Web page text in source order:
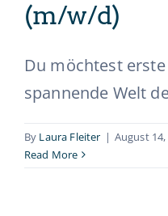
(m/w/d)
Du möchtest
spannende Welt
By Laura Fleiter | August 14,
Read More